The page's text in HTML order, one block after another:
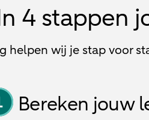
4 stappen
helpen wij je stap voor
Bereken jouw